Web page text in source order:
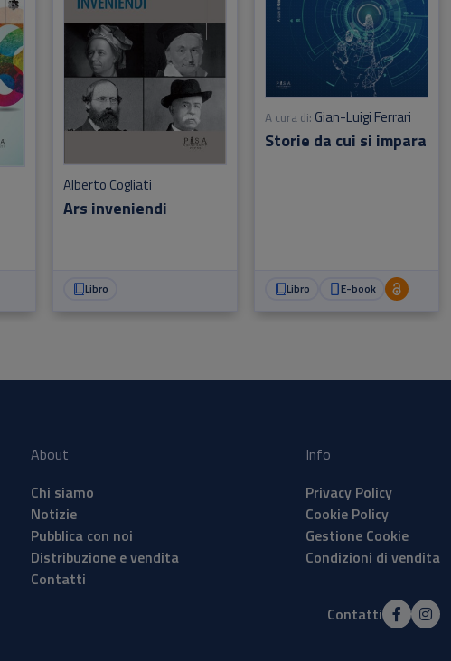
Ars inveniendi
Alberto Cogliati
Libro
Storie da cui si impara
A cura di: Gian-Luigi Ferrari
Libro E-book
About
Chi siamo
Notizie
Pubblica con noi
Distribuzione e vendita
Contatti
Info
Privacy Policy
Cookie Policy
Gestione Cookie
Condizioni di vendita
Contatti